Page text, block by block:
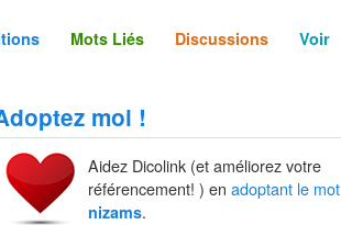
Mots Liés Discussions Voir
moi !
Aidez Dicolink (et améliorez votre
référencement! ) en adoptant le mot
nizams.